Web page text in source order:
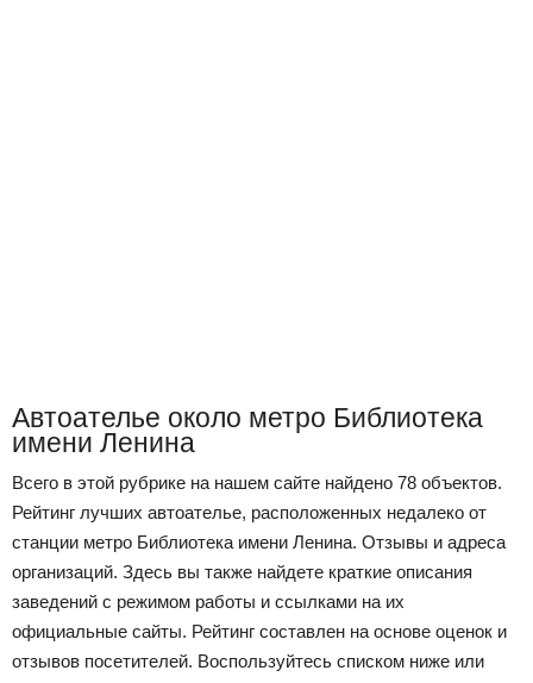
Автоателье около метро Библиотека
имени Ленина
Всего в этой рубрике на нашем сайте найдено 78 объектов.
Рейтинг лучших автоателье, расположенных недалеко от
станции метро Библиотека имени Ленина. Отзывы и адреса
организаций. Здесь вы также найдете краткие описания
заведений с режимом работы и ссылками на их
официальные сайты. Рейтинг составлен на основе оценок и
отзывов посетителей. Воспользуйтесь списком ниже или